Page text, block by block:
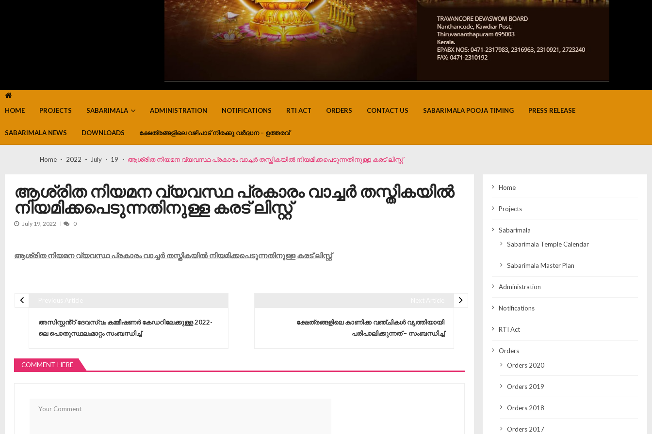
HOME PROJECTS SABARIMALA ADMINISTRATION NOTIFICATIONS RTI ACT ORDERS CONTACT US SABARIMALA POOJA TIMING PRESS RELEASE
SABARIMALA NEWS DOWNLOADS ക്ഷേത്രങ്ങളിലെ വഴിപാട് നിരക്കു വർദ്ധന – ഉത്തരവ്
Home 2022 July 19 ആശ്രിത നിയമന വ്യവസ്ഥ പ്രകാരം വാച്ചർ തസ്തികയിൽ നിയമിക്കപെടുന്നതിനുള്ള കരട് ലിസ്റ്റ്
ആശ്രിത നിയമന വ്യവസ്ഥ പ്രകാരം വാച്ചർ തസ്തികയിൽ
നിയമിക്കപെടുന്നതിനുള്ള കരട് ലിസ്റ്റ്
July 19, 2022 0
ആശ്രിത നിയമന വ്യവസ്ഥ പ്രകാരം വാച്ചർ തസ്തികയിൽ നിയമിക്കപെടുന്നതിനുള്ള കരട് ലിസ്റ്റ്
അസിസ്റ്റൻ്റ് ദേവസ്വം കമ്മീഷണർ കേഡറിലേക്കുള്ള 2022-
ലെ പൊതുസ്ഥലംമാറ്റം സംബന്ധിച്ച്
ക്ഷേത്രങ്ങളിലെ കാണിക്ക വഞ്ചികൾ വൃത്തിയായി
പരിപാലിക്കുന്നത് – സംബന്ധിച്ച്
COMMENT HERE
Home
Projects
Sabarimala
Sabarimala Temple Calendar
Sabarimala Master Plan
Administration
Notifications
RTI Act
Orders
Orders 2020
Orders 2019
Orders 2018
Orders 2017